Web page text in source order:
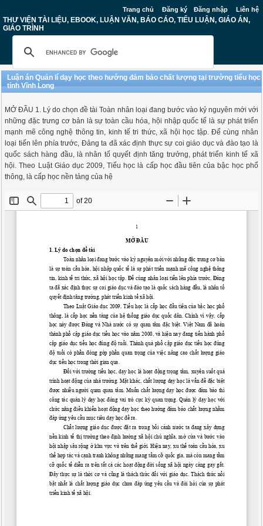
Trang chủ Đăng ký Đăng nhập Liên hệ
THƯ VIỆN TÀI LIỆU, EBOOK, LUẬN VĂN, BÁO CÁO, TIỂU LUẬN, GIÁO ÁN,
GIÁO TRÌNH
Luận án Quản lí dạy học theo hướng đảm bảo chất lượng tại trường tiểu học
tỉnh Vĩnh Long
MỞ ĐẦU 1. Lý do chọn đề tài Toàn nhân loại đang bước vào kỷ nguyên mới với
những đặc trưng cơ bản là sự toàn cầu hóa, hội nhập quốc tế là sự phát triển
mạnh mẽ công nghệ thông tin, kinh tế tri thức, xã hội học tập. Để cùng nhân
loại tiến lên phía trước, Đảng ta đã xác định thực sự coi giáo dục và đào tạo là
quốc sách hàng đầu, là nhân tố quyết định tăng trưởng, phát triển kinh tế xã
hội. Theo Luật Giáo dục 2009, Tiểu học là cấp học đầu tiên của bậc học phổ
thông, là cấp học nền tảng của hệ